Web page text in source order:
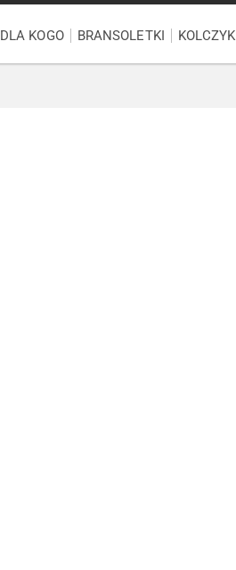
DLA KOGO BRANSOLETKI KOLCZYKI